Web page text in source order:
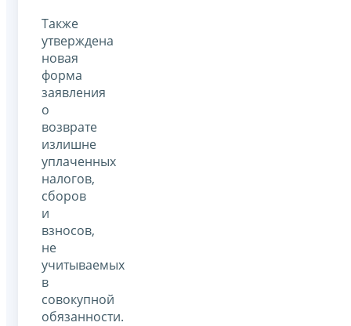
Также
утверждена
новая
форма
заявления
о
возврате
излишне
уплаченных
налогов,
сборов
и
взносов,
не
учитываемых
в
совокупной
обязанности.